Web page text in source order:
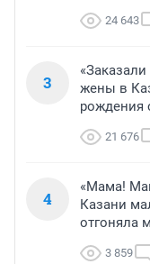
24 643
3
жены в
рождения
21 676
4
«Мама!
Казани
отгоняла
3 859